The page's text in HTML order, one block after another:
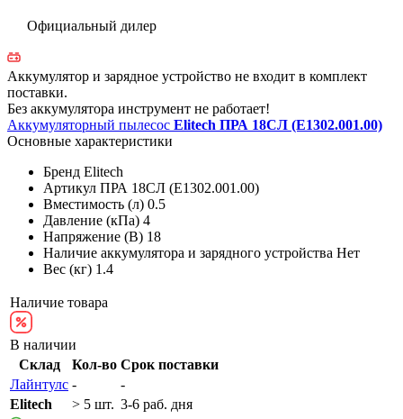
Официальный дилер
Аккумулятор и зарядное устройство не входит в комплект
поставки.
Без аккумулятора инструмент не работает!
Аккумуляторный пылесос Elitech ПРА 18СЛ (E1302.001.00)
Основные характеристики
Бренд Elitech
Артикул ПРА 18СЛ (E1302.001.00)
Вместимость (л) 0.5
Давление (кПа) 4
Напряжение (В) 18
Наличие аккумулятора и зарядного устройства Нет
Вес (кг) 1.4
Наличие товара
В наличии
Склад
Кол-во Срок поставки
Лайнтулс -
-
Elitech
> 5 шт. 3-6 раб. дня